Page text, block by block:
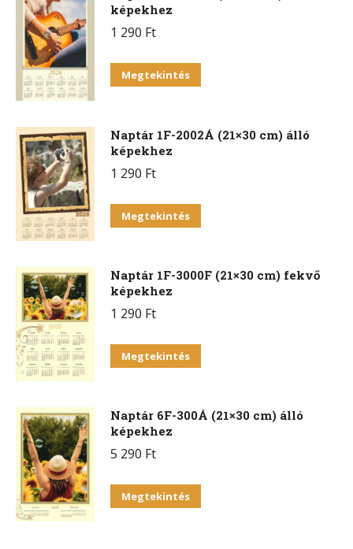
képekhez
1 290 Ft
Megtekintés
Naptár 1F-2002Á (21×30 cm) álló
képekhez
1 290 Ft
Megtekintés
Naptár 1F-3000F (21×30 cm) fekvő
képekhez
1 290 Ft
Megtekintés
Naptár 6F-300Á (21×30 cm) álló
képekhez
5 290 Ft
Megtekintés